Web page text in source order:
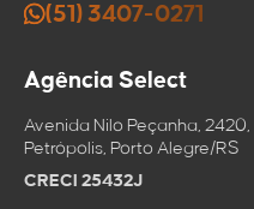
(51) 3407-0271
Agência Select
Avenida Nilo Peçanha, 2420,
Petrópolis, Porto Alegre/RS
CRECI 25432J